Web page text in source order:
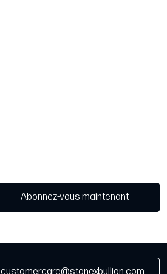
Abonnez-vous maintenant